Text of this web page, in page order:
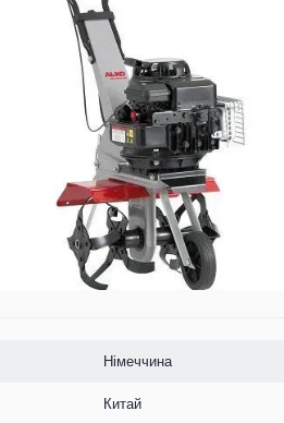
Німеччина
Китай